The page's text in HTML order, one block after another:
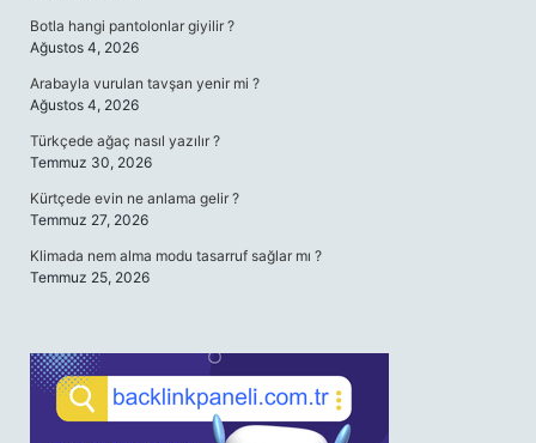
Botla hangi pantolonlar giyilir ?
Ağustos 4, 2026
Arabayla vurulan tavşan yenir mi ?
Ağustos 4, 2026
Türkçede ağaç nasıl yazılır ?
Temmuz 30, 2026
Kürtçede evin ne anlama gelir ?
Temmuz 27, 2026
Klimada nem alma modu tasarruf sağlar mı ?
Temmuz 25, 2026